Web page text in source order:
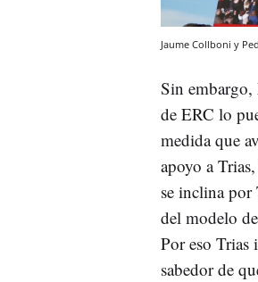
Jaume Collboni y
Sin embargo,
de ERC lo
medida que
apoyo a
se inclina por
del modelo
Por eso Trias
sabedor de